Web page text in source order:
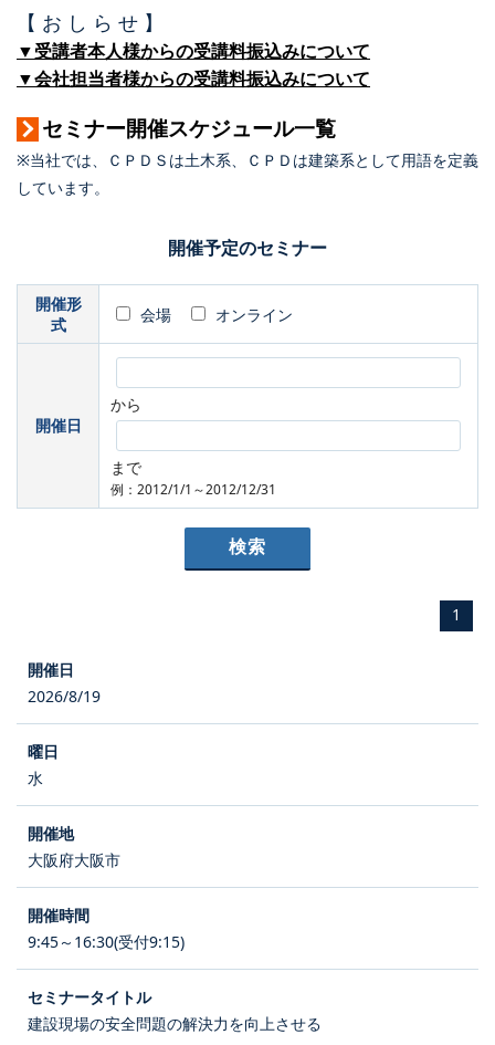
【 お し ら せ 】
▼受講者本人様からの受講料振込みについて
▼会社担当者様からの受講料振込みについて
セミナー開催スケジュール一覧
※当社では、ＣＰＤＳは土木系、ＣＰＤは建築系として用語を定義
しています。
開催予定のセミナー
開催形
式
会場 オンライン
開催日
から
まで
例：2012/1/1～2012/12/31
1
2026/8/19
水
大阪府大阪市
9:45～16:30(受付9:15)
建設現場の安全問題の解決力を向上させる